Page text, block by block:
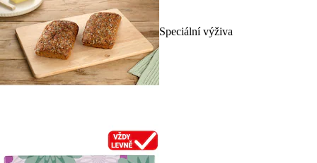
Speciální výživa